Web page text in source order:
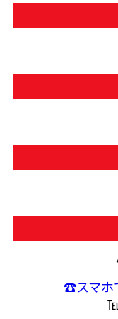
☎スマホ